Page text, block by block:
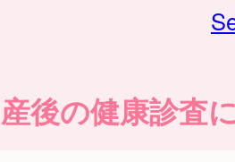
後の健康診査